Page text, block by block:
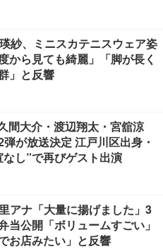
紗、ミニスカテニスウェア姿
から見ても綺麗」「脚が長く
」と反響
間大介・渡辺翔太・宮舘涼
が放送決定 江戸川区出身・
し”で再びゲスト出演
アナ「大量に揚げました」3
当公開「ボリュームすごい」
お店みたい」と反響